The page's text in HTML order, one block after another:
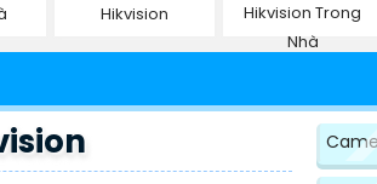
Hikvision
Hikvision Trong
Nhà